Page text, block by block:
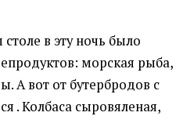
в эту ночь было
морская рыба,
А вот от бутербродов с
. Колбаса сыровяленая,